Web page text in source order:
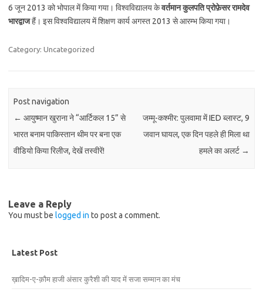
6 जून 2013 को भोपाल में किया गया। विश्वविद्यालय केवर्तमान कुलपति प्रोफ़ेसर रामदेव
भारद्वाजहैं। इस विश्वविद्यालय में शिक्षण कार्य अगस्त 2013 से आरम्भ किया गया।
Category: Uncategorized
Post navigation
← आयुष्मान खुराना ने “आर्टिकल 15” से
भारत बनाम पाकिस्तान थीम पर बना एक
वीडियो किया रिलीज, देखें तस्वीरें!
जम्मू-कश्मीर: पुलवामा में IED ब्लास्ट, 9
जवान घायल, एक दिन पहले ही मिला था
हमले का अलर्ट →
Leave a Reply
You must be logged in to post a comment.
Latest Post
ख़ादिम-ए-क़ौम हाजी अंसार कुरैशी की याद में सजा सम्मान का मंच